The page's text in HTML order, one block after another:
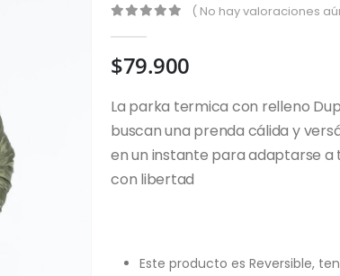
( No hay valoraciones
$79.900
La parka termica con relleno
buscan una prenda cálida y
en un instante para adaptarse
con libertad
Este producto es Reversible,